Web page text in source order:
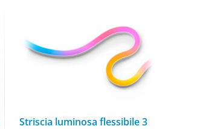
Striscia luminosa flessibile 3